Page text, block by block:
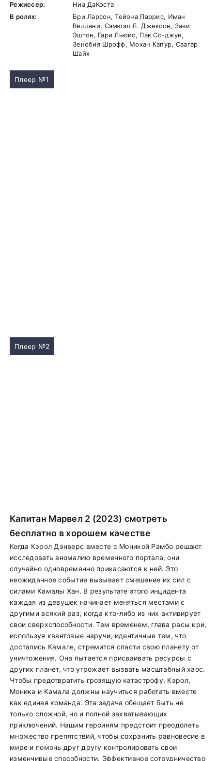
Режиссер:
Ниа ДаКоста
В ролях:
Бри Ларсон, Тейона Паррис, Иман
Веллани, Сэмюэл Л. Джексон, Зави
Эштон, Гари Льюис, Пак Со-джун,
Зенобия Шрофф, Мохан Капур, Саагар
Шайх
Плеер №1
Плеер №2
Капитан Марвел 2 (2023) смотреть
бесплатно в хорошем качестве
Когда Кэрол Дэнверс вместе с Моникой Рамбо решают
исследовать аномалию временного портала, они
случайно одновременно прикасаются к ней. Это
неожиданное событие вызывает смешение их сил с
силами Камалы Хан. В результате этого инцидента
каждая из девушек начинает меняться местами с
другими всякий раз, когда кто-либо из них активирует
свои сверхспособности. Тем временем, глава расы кри,
используя квантовые наручи, идентичные тем, что
достались Камале, стремится спасти свою планету от
уничтожения. Она пытается присваивать ресурсы с
других планет, что угрожает вызвать масштабный хаос.
Чтобы предотвратить грозящую катастрофу, Кэрол,
Моника и Камала должны научиться работать вместе
как единая команда. Эта задача обещает быть не
только сложной, но и полной захватывающих
приключений. Нашим героиням предстоит преодолеть
множество препятствий, чтобы сохранить равновесие в
мире и помочь друг другу контролировать свои
изменчивые способности. Эффективное сотрудничество